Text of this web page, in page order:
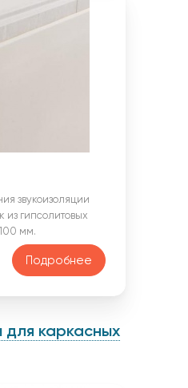
звукоизоляции
гипсолитовых
мм.
Подробнее
для каркасных